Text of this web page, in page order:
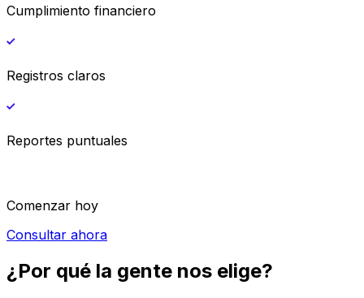
Cumplimiento financiero
Registros claros
Reportes puntuales
Comenzar hoy
Consultar ahora
¿Por qué la gente nos elige?